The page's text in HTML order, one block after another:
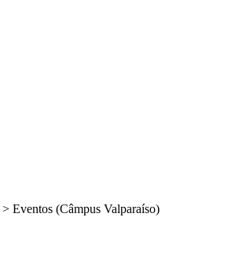
> Eventos (Câmpus Valparaíso)